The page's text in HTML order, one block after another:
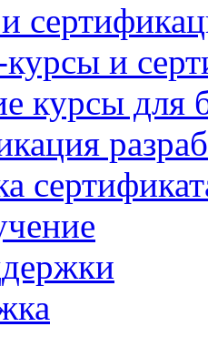
и
курсы для